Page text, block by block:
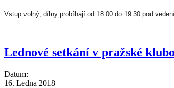
Vstup volný, dílny probíhají od 18:00 do 19:30 pod
Lednové setkání v pražské
Datum:
16. Ledna 2018